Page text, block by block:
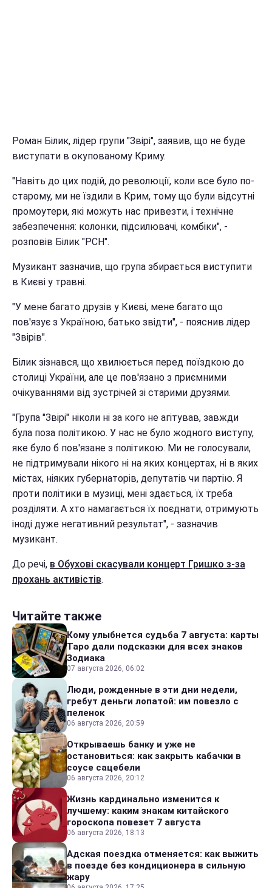
Роман Білик, лідер групи "Звірі", заявив, що не буде
виступати в окупованому Криму.
"Навіть до цих подій, до революції, коли все було по-
старому, ми не їздили в Крим, тому що були відсутні
промоутери, які можуть нас привезти, і технічне
забезпечення: колонки, підсилювачі, комбіки", -
розповів Білик "РСН".
Музикант зазначив, що група збирається виступити
в Києві у травні.
"У мене багато друзів у Києві, мене багато що
пов'язує з Україною, батько звідти", - пояснив лідер
"Звірів".
Білик зізнався, що хвилюється перед поїздкою до
столиці України, але це пов'язано з приємними
очікуваннями від зустрічей зі старими друзями.
"Група "Звірі" ніколи ні за кого не агітував, завжди
була поза політикою. У нас не було жодного виступу,
яке було б пов'язане з політикою. Ми не голосували,
не підтримували нікого ні на яких концертах, ні в яких
містах, ніяких губернаторів, депутатів чи партію. Я
проти політики в музиці, мені здається, їх треба
розділяти. А хто намагається їх поєднати, отримують
іноді дуже негативний результат", - зазначив
музикант.
До речі, в Обухові скасували концерт Гришко з-за
прохань активістів.
Читайте также
Кому улыбнется судьба 7 августа: карты
Таро дали подсказки для всех знаков
Зодиака
07 августа 2026, 06:02
Люди, рожденные в эти дни недели,
гребут деньги лопатой: им повезло с
пеленок
06 августа 2026, 20:59
Открываешь банку и уже не
остановиться: как закрыть кабачки в
соусе сацебели
06 августа 2026, 20:12
Жизнь кардинально изменится к
лучшему: каким знакам китайского
гороскопа повезет 7 августа
06 августа 2026, 18:13
Адская поездка отменяется: как выжить
в поезде без кондиционера в сильную
жару